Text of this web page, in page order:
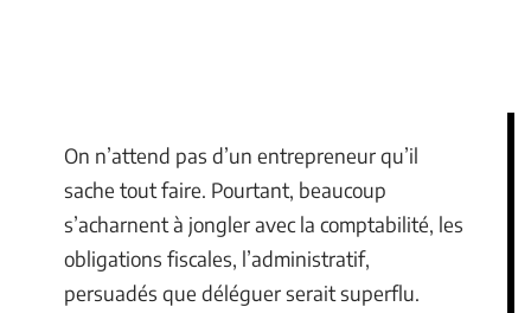
On n’attend pas d’un entrepreneur qu’il
sache tout faire. Pourtant, beaucoup
s’acharnent à jongler avec la comptabilité, les
obligations fiscales, l’administratif,
persuadés que déléguer serait superflu.